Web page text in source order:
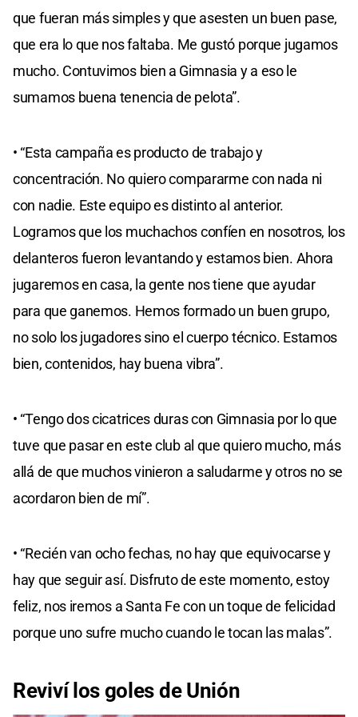
que fueran más simples y que asesten un buen pase,
que era lo que nos faltaba. Me gustó porque jugamos
mucho. Contuvimos bien a Gimnasia y a eso le
sumamos buena tenencia de pelota”.
• “Esta campaña es producto de trabajo y
concentración. No quiero compararme con nada ni
con nadie. Este equipo es distinto al anterior.
Logramos que los muchachos confíen en nosotros, los
delanteros fueron levantando y estamos bien. Ahora
jugaremos en casa, la gente nos tiene que ayudar
para que ganemos. Hemos formado un buen grupo,
no solo los jugadores sino el cuerpo técnico. Estamos
bien, contenidos, hay buena vibra”.
• “Tengo dos cicatrices duras con Gimnasia por lo que
tuve que pasar en este club al que quiero mucho, más
allá de que muchos vinieron a saludarme y otros no se
acordaron bien de mí”.
• “Recién van ocho fechas, no hay que equivocarse y
hay que seguir así. Disfruto de este momento, estoy
feliz, nos iremos a Santa Fe con un toque de felicidad
porque uno sufre mucho cuando le tocan las malas”.
Reviví los goles de Unión